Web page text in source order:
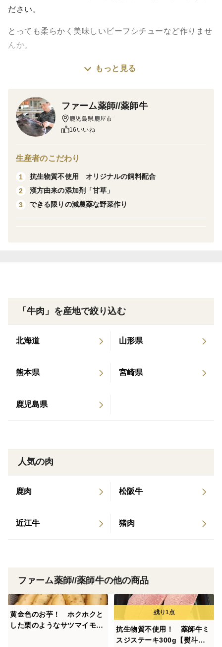
ださい。
とっても柔らかく美味しいビーフシチューなど作りませ
んか。
コラーゲンやたんぱく質が多く、煮込むと柔らかく非常
灰汁も少ないです
スネ、ブリスケット、ネックなどです。
もっと見る
ファーム薬師//薬師牛
鹿児島県鹿屋市
16いいね
生産者のこだわり
1
抗生物質不使用 オリジナルの飼料配合
2
漢方由来の添加剤「甘草」
3
できる限りの減農薬な野菜作り
「牛肉」を産地で絞り込む
北海道 山形県
熊本県 宮崎県
鹿児島県
人気の肉
鹿肉 松阪牛
近江牛 猪肉
ファーム薬師//薬師牛の他の商品
黄金色のお芋！ ホクホクと
した栗のようなサツマイモ1k
抗生物質不使用！ 薬師牛ミ
スジステーキ300g【熨斗対